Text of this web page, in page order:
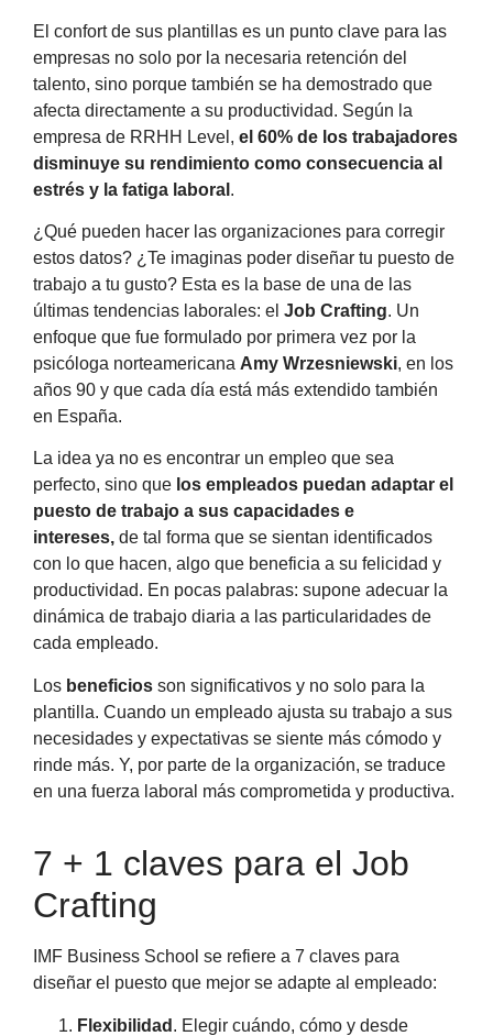
El confort de sus plantillas es un punto clave para las
empresas no solo por la necesaria retención del
talento, sino porque también se ha demostrado que
afecta directamente a su productividad. Según la
empresa de RRHH Level, el 60% de los trabajadores
disminuye su rendimiento como consecuencia al
estrés y la fatiga laboral .
¿Qué pueden hacer las organizaciones para corregir
estos datos? ¿Te imaginas poder diseñar tu puesto de
trabajo a tu gusto? Esta es la base de una de las
últimas tendencias laborales: el Job Crafting. Un
enfoque que fue formulado por primera vez por la
psicóloga norteamericana Amy Wrzesniewski, en los
años 90 y que cada día está más extendido también
en España.
La idea ya no es encontrar un empleo que sea
perfecto, sino que los empleados puedan adaptar el
puesto de trabajo a sus capacidades e
intereses, de tal forma que se sientan identificados
con lo que hacen, algo que beneficia a su felicidad y
productividad. En pocas palabras: supone adecuar la
dinámica de trabajo diaria a las particularidades de
cada empleado.
Los beneficios son significativos y no solo para la
plantilla. Cuando un empleado ajusta su trabajo a sus
necesidades y expectativas se siente más cómodo y
rinde más. Y, por parte de la organización, se traduce
en una fuerza laboral más comprometida y productiva.
7 + 1 claves para el Job
Crafting
IMF Business School se refiere a 7 claves para
diseñar el puesto que mejor se adapte al empleado:
Flexibilidad . Elegir cuándo, cómo y desde